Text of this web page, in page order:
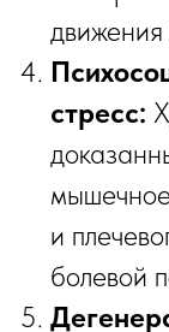
движения
стресс:
и
болевой